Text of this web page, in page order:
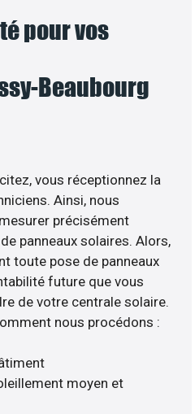
pour vos
Beaubourg
vous réceptionnez la
Ainsi, nous
précisément
panneaux solaires. Alors,
toute pose de panneaux
future que vous
de votre centrale solaire.
nous procédons :
moyen et